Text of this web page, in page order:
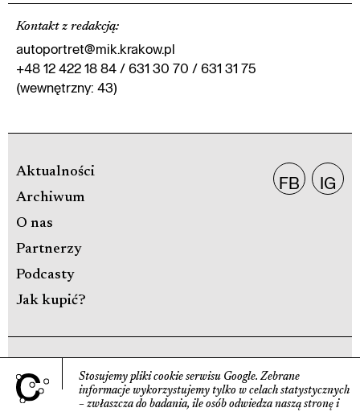
Kontakt z redakcją:
autoportret@mik.krakow.pl
+48 12 422 18 84 / 631 30 70 / 631 31 75
(wewnętrzny: 43)
Aktualności
Archiwum
O nas
Partnerzy
Podcasty
Jak kupić?
FB IG
POLITYKA PRYWATNOŚCI
DEKLARACJA DOSTĘPNOŚCI
Stosujemy pliki cookie serwisu Google. Zebrane
informacje wyko­rzystujemy tylko w celach statys­tycznych
– zwłaszcza do badania, ile osób odwiedza naszą stronę i